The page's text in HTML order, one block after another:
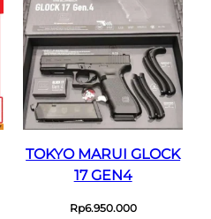
TOKYO MARUI GLOCK
17 GEN4
Rp6.950.000